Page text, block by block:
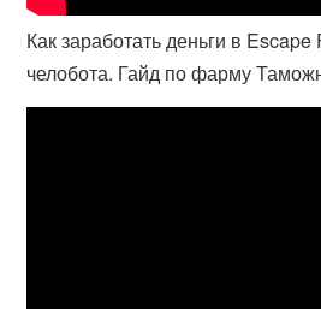
Как заработать деньги в Escape
челобота. Гайд по фарму